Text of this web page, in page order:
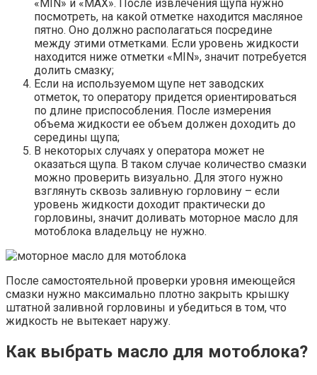
«MIN» и «MAX». После извлечения щупа нужно
посмотреть, на какой отметке находится масляное
пятно. Оно должно располагаться посредине
между этими отметками. Если уровень жидкости
находится ниже отметки «MIN», значит потребуется
долить смазку;
Если на используемом щупе нет заводских
отметок, то оператору придется ориентироваться
по длине приспособления. После измерения
объема жидкости ее объем должен доходить до
середины щупа;
В некоторых случаях у оператора может не
оказаться щупа. В таком случае количество смазки
можно проверить визуально. Для этого нужно
взглянуть сквозь заливную горловину – если
уровень жидкости доходит практически до
горловины, значит доливать моторное масло для
мотоблока владельцу не нужно.
После самостоятельной проверки уровня имеющейся
смазки нужно максимально плотно закрыть крышку
штатной заливной горловины и убедиться в том, что
жидкость не вытекает наружу.
Как выбрать масло для мотоблока?